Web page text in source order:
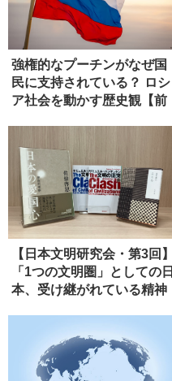
強権的なプーチンがなぜ国
民に支持されている？ ロシ
ア社会を動かす歴史観【前
【日本文明研究会・第3回】
「1つの文明圏」としての日
本、受け継がれている精神